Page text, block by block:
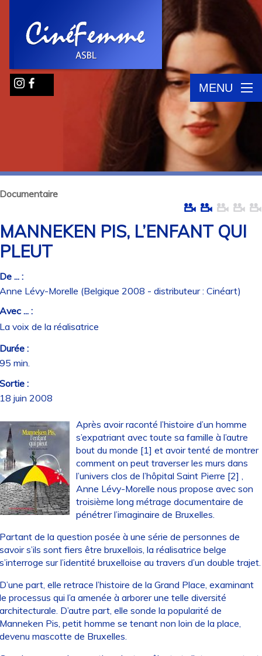
MENU
PIS, L’ENFANT QUI
... :
Lévy-Morelle (Belgique 2008 - distributeur : Cinéart)
... :
voix de la réalisatrice
:
min.
:
juin 2008
Après avoir raconté l’histoire d’un homme
s’expatriant avec toute sa famille à l’autre
bout du monde [1] et avoir tenté de montrer
comment on peut traverser les murs dans
l’univers clos de l’hôpital Saint Pierre [2] ,
Anne Lévy-Morelle nous propose avec son
troisième long métrage documentaire de
pénétrer l’imaginaire de Bruxelles.
de la question posée à une série de personnes de
s’ils sont fiers être bruxellois, la réalisatrice belge
sur l’identité bruxelloise au travers d’un double trajet.
part, elle retrace l’histoire de la Grand Place, examinant
processus qui l’a amenée à arborer une telle diversité
D’autre part, elle sonde la popularité de
Pis, petit homme se tenant non loin de la place,
mascotte de Bruxelles.